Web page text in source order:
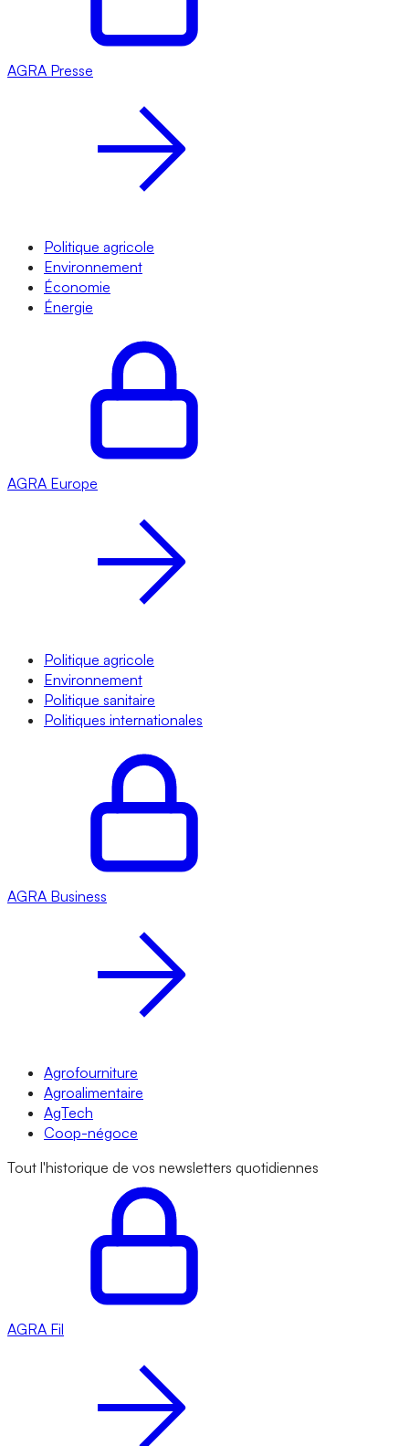
AGRA Presse
Politique agricole
Environnement
Économie
Énergie
AGRA Europe
Politique agricole
Environnement
Politique sanitaire
Politiques internationales
AGRA Business
Agrofourniture
Agroalimentaire
AgTech
Coop-négoce
Tout l'historique de vos newsletters quotidiennes
AGRA Fil